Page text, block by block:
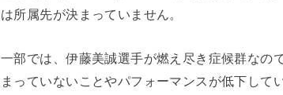
は所属先が決まっていません。
一部では、伊藤美誠選手が燃え尽き症候群なの
まっていないことやパフォーマンスが低下して